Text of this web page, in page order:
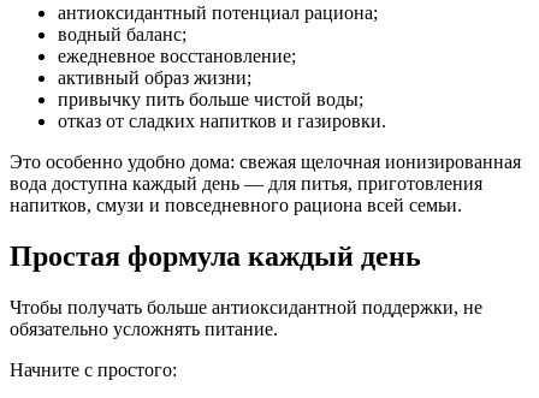
антиоксидантный потенциал рациона;
водный баланс;
ежедневное восстановление;
активный образ жизни;
привычку пить больше чистой воды;
отказ от сладких напитков и газировки.
Это особенно удобно дома: свежая щелочная ионизированная
вода доступна каждый день — для питья, приготовления
напитков, смузи и повседневного рациона всей семьи.
Простая формула каждый день
Чтобы получать больше антиоксидантной поддержки, не
обязательно усложнять питание.
Начните с простого: